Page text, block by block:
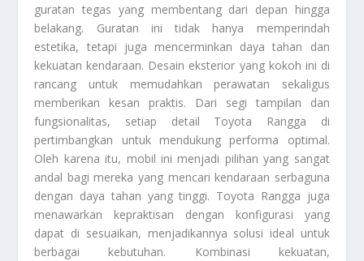
guratan tegas yang membentang dari depan hingga
belakang. Guratan ini tidak hanya memperindah
estetika, tetapi juga mencerminkan daya tahan dan
kekuatan kendaraan. Desain eksterior yang kokoh ini di
rancang untuk memudahkan perawatan sekaligus
memberikan kesan praktis. Dari segi tampilan dan
fungsionalitas, setiap detail Toyota Rangga di
pertimbangkan untuk mendukung performa optimal.
Oleh karena itu, mobil ini menjadi pilihan yang sangat
andal bagi mereka yang mencari kendaraan serbaguna
dengan daya tahan yang tinggi. Toyota Rangga juga
menawarkan kepraktisan dengan konfigurasi yang
dapat di sesuaikan, menjadikannya solusi ideal untuk
berbagai kebutuhan. Kombinasi kekuatan,